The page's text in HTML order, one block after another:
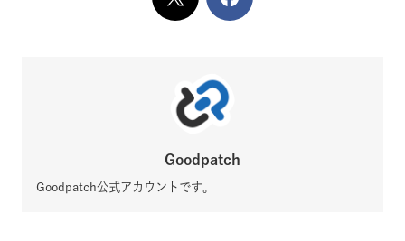
XでシェアFacebook
Goodpatch
Goodpatch公式アカウントです。